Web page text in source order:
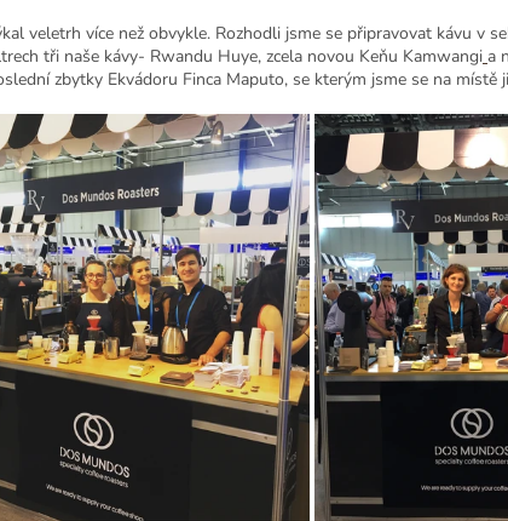
veletrh více než obvykle. Rozhodli jsme se připravovat kávu v
tři naše kávy- Rwandu Huye, zcela novou Keňu Kamwangi a
zbytky Ekvádoru Finca Maputo, se kterým jsme se na místě